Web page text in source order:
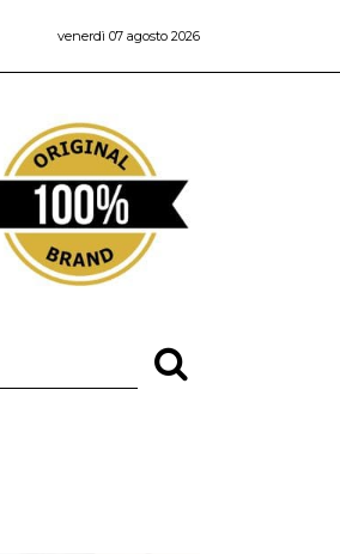
venerdì 07 agosto 2026